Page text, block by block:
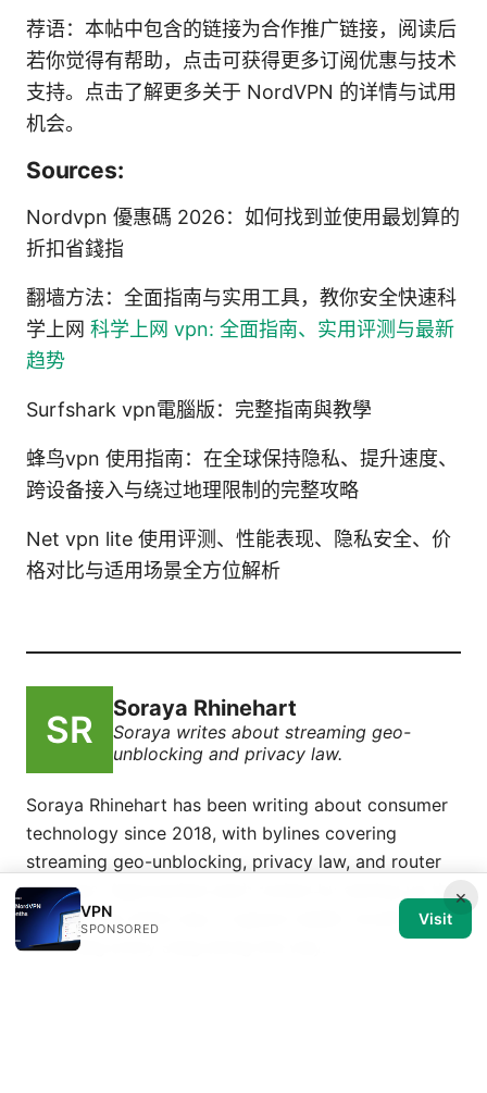
荐语：本帖中包含的链接为合作推广链接，阅读后
若你觉得有帮助，点击可获得更多订阅优惠与技术
支持。点击了解更多关于 NordVPN 的详情与试用
机会。
Sources:
Nordvpn 優惠碼 2026：如何找到並使用最划算的
折扣省錢指
翻墙方法：全面指南与实用工具，教你安全快速科
学上网 科学上网 vpn: 全面指南、实用评测与最新
趋势
Surfshark vpn電腦版：完整指南與教學
蜂鸟vpn 使用指南：在全球保持隐私、提升速度、
跨设备接入与绕过地理限制的完整攻略
Net vpn lite 使用评测、性能表现、隐私安全、价
格对比与适用场景全方位解析
Soraya Rhinehart
Soraya writes about streaming geo-
unblocking and privacy law.
Soraya Rhinehart has been writing about consumer
technology since 2018, with bylines covering
streaming geo-unblocking, privacy law, and router
firmware. Approaches each review by setting up the
product the same way a typical reader would and
recording every snag along the way.
×
VPN
SPONSORED
Visit